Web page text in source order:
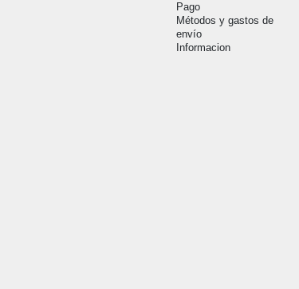
Pago
Métodos y gastos de
envío
Informacion